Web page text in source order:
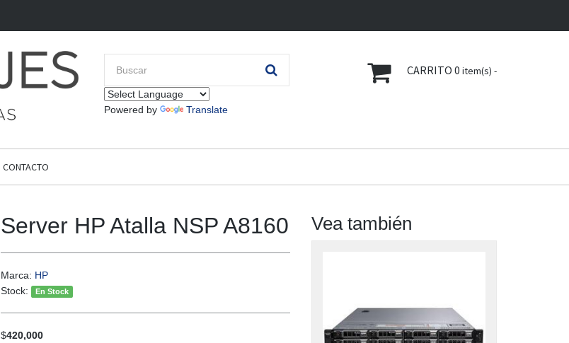
Powered by Translate
CARRITO 0 item(s) -
CONTACTO
Server HP Atalla NSP A8160
Marca: HP
Stock:
En Stock
$420,000
Vea también